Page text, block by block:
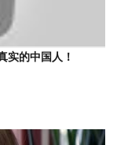
实的中国人！